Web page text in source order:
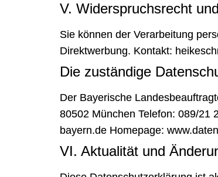
V. Widerspruchsrecht
Sie können der Verarbeitung
Direktwerbung. Kontakt:
Die zuständige
Der Bayerische
80502 München Telefon: 089/21
bayern.de Homepage:
VI. Aktualität und